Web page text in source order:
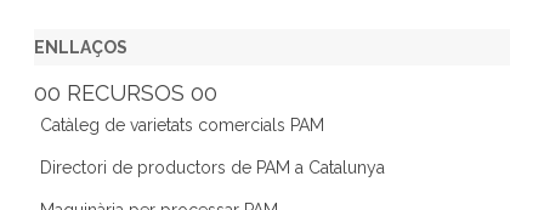
c
e
b
o
er gr
a
m
dI
n
ENLLAÇOS
00 RECURSOS 00
Catàleg de varietats comercials PAM
Directori de productors de PAM a Catalunya